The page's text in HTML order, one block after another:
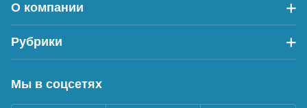
О компании
Рубрики
Мы в соцсетях